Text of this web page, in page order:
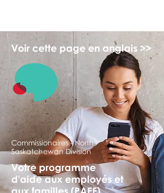
Voir cette page en anglais >>
Commissionaires - North
Saskatchewan Division
Votre programme
d'aide aux employés et